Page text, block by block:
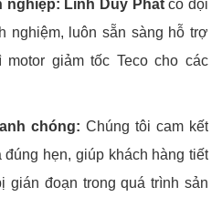
nghiệp: Linh Duy Phátcó đội
nghiệm, luôn sẵn sàng hỗ trợ
giảm tốc Teco cho các
chóng: Chúng tôi cam kết
hẹn, giúp khách hàng tiết
gián đoạn trong quá trình sản